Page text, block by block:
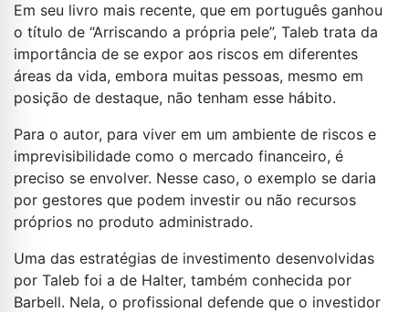
Em seu livro mais recente, que em português ganhou
o título de “Arriscando a própria pele”, Taleb trata da
importância de se expor aos riscos em diferentes
áreas da vida, embora muitas pessoas, mesmo em
posição de destaque, não tenham esse hábito.
Para o autor, para viver em um ambiente de riscos e
imprevisibilidade como o mercado financeiro, é
preciso se envolver. Nesse caso, o exemplo se daria
por gestores que podem investir ou não recursos
próprios no produto administrado.
Uma das estratégias de investimento desenvolvidas
por Taleb foi a de Halter, também conhecida por
Barbell. Nela, o profissional defende que o investidor